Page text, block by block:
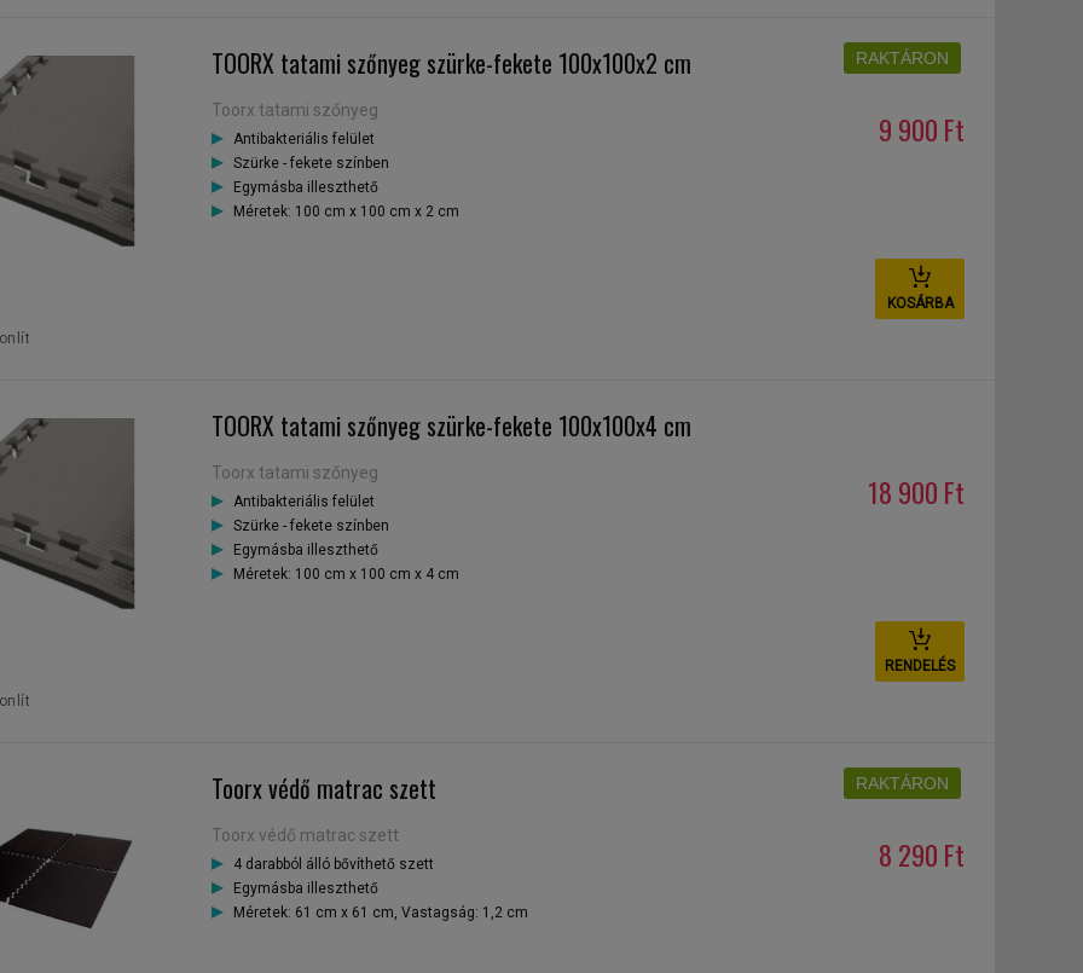
TOORX tatami szőnyeg szürke-fekete 100x100x2 cm
Toorx tatami szőnyeg
Antibakteriális felület
Szürke - fekete színben
Egymásba illeszthető
Méretek: 100 cm x 100 cm x 2 cm
9 900 Ft
KOSÁRBA
RAKTÁRON
TOORX tatami szőnyeg szürke-fekete 100x100x4 cm
Toorx tatami szőnyeg
Antibakteriális felület
Szürke - fekete színben
Egymásba illeszthető
Méretek: 100 cm x 100 cm x 4 cm
18 900 Ft
RENDELÉS
Toorx védő matrac szett
Toorx védő matrac szett
4 darabból álló bővíthető szett
Egymásba illeszthető
Méretek: 61 cm x 61 cm, Vastagság: 1,2 cm
8 290 Ft
RAKTÁRON